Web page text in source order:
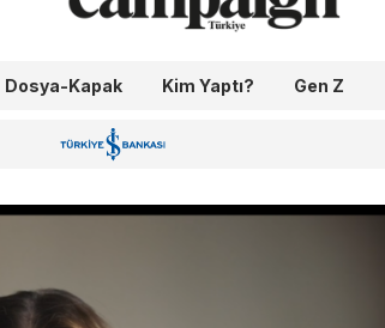
Dosya-Kapak Kim Yaptı? Gen Z
İş Bankası 100.Yıl